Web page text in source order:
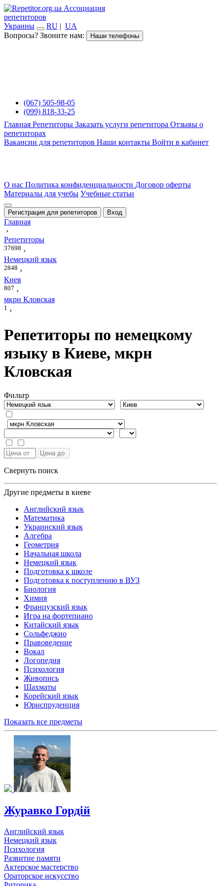
Ассоциация
репетиторов
Украины
RU | UA
Вопросы? Звоните нам:
Наши телефоны
(067) 505-98-05
(099) 818-33-25
Главная Репетиторы Заказать услуги репетитора Отзывы о
репетиторах
Вакансии для репетиторов Наши контакты Войти в кабинет
О нас Политика конфиденциальности Договор оферты
Материалы для учебы Учебные статьи
Регистрация для репетиторов Вход
Главная
›
Репетиторы
37698 ›
Немецкий язык
2848 ›
Киев
807 ›
мкрн Кловская
1 ›
Репетиторы по немецкому
языку в Киеве, мкрн
Кловская
Фильтр
Свернуть поиск
Другие предметы в киеве
Английский язык
Математика
Украинский язык
Алгебра
Геометрия
Начальная школа
Немецкий язык
Подготовка к школе
Подготовка к поступлению в ВУЗ
Биология
Химия
Французский язык
Игра на фортепиано
Китайский язык
Сольфеджио
Правоведение
Вокал
Логопедия
Психология
Живопись
Шахматы
Корейский язык
Юриспруденция
Показать все предметы
Журавко Гордій
Английский язык
Немецкий язык
Психология
Развитие памяти
Актерское мастерство
Ораторское искусство